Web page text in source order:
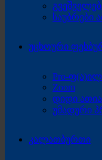
საუბრები
უცხოური
Pro-
Zoom
დიდი
უმადური
კალათბურთი